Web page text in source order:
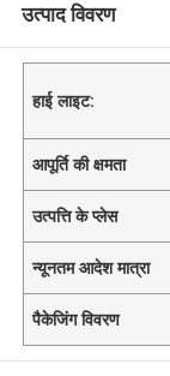
उत्पाद विवरण
हाई लाइट:
आपूर्ति की क्षमता
उत्पत्ति के प्लेस
न्यूनतम आदेश मात्रा
पैकेजिंग विवरण